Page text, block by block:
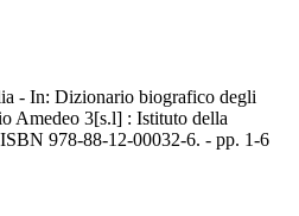
- In: Dizionario biografico degli
Amedeo 3[s.l] : Istituto della
978-88-12-00032-6. - pp. 1-6